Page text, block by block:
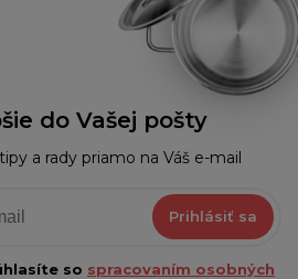
do Vašej pošty
a rady priamo na Váš e-mail
Prihlásiť sa
so spracovaním osobných